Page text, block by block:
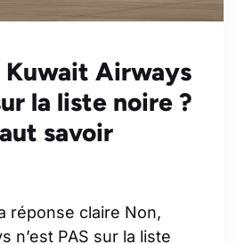
Kuwait Airways
la liste noire ?
savoir
réponse claire Non,
n’est PAS sur la liste